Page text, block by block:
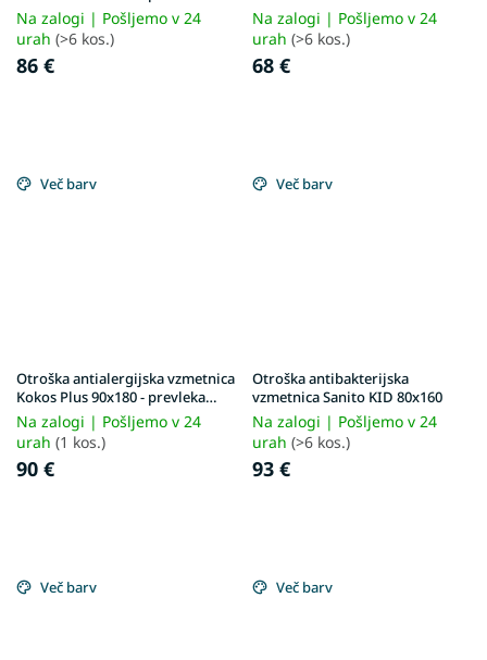
Aloe Vera
Na zalogi | Pošljemo v 24
urah (>6 kos.)
86 €
Na zalogi | Pošljemo v 24
urah (>6 kos.)
68 €
Več barv
Otroška antialergijska vzmetnica
Kokos Plus 90x180 - prevleka
Aloe Vera
Na zalogi | Pošljemo v 24
urah (1 kos.)
90 €
Več barv
Otroška antibakterijska
vzmetnica Sanito KID 80x160
Na zalogi | Pošljemo v 24
urah (>6 kos.)
93 €
Več barv Več barv